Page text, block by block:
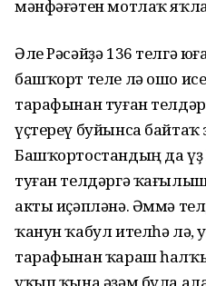
мәнфәғәтен мотлаҡ
Әле Рәсәйҙә 136 телгә
башҡорт теле лә ошо
тарафынан туған
үҫтереү буйынса байтаҡ
Башҡортостандың да
туған телдәргә
акты иҫәпләнә. Әммә
ҡанун ҡабул ителһә лә,
тарафынан ҡараш